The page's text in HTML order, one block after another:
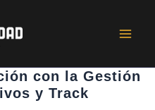
con la Gestión
y Track